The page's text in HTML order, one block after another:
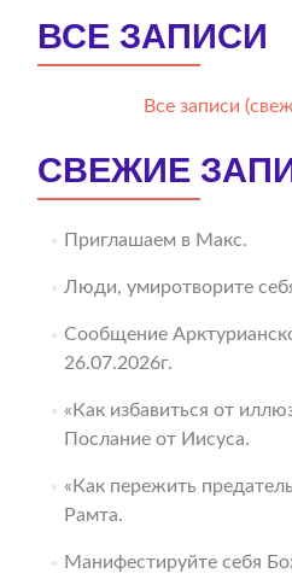
ВСЕ ЗАПИСИ
Все записи
СВЕЖИЕ
Приглашаем в Макс.
Люди, умиротворите
Сообщение
26.07.2026г.
«Как избавиться от
Послание от Иисуса.
«Как пережить
Рамта.
Манифестируйте себя